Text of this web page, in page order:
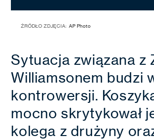
ŹRÓDŁO ZDJĘCIA: AP Photo
Sytuacja związana z
Williamsonem budzi
kontrowersji.
mocno skrytykował
kolega z drużyny